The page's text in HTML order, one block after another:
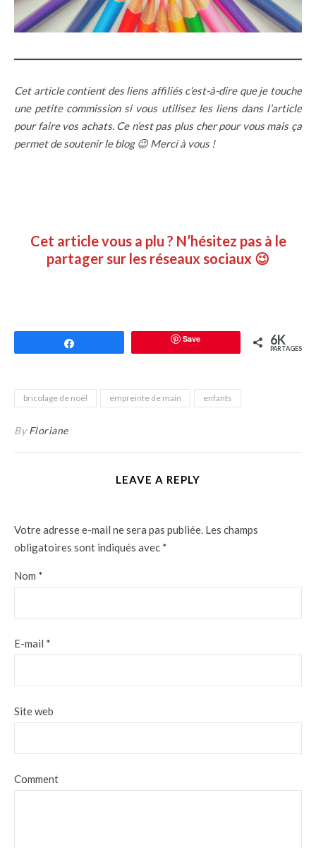
Cet article contient des liens affiliés c’est-à-dire que je touche
une petite commission si vous utilisez les liens dans l’article
pour faire vos achats. Ce n’est pas plus cher pour vous mais ça
permet de soutenir le blog 😉 Merci à vous !
Cet article vous a plu ? N’hésitez pas à le
partager sur les réseaux sociaux 😉
Save 6K
PARTAGES
bricolage de noël empreinte de main enfants
ByFloriane
LEAVE A REPLY
Votre adresse e-mail ne sera pas publiée. Les champs
obligatoires sont indiqués avec *
Nom *
E-mail *
Site web
Comment